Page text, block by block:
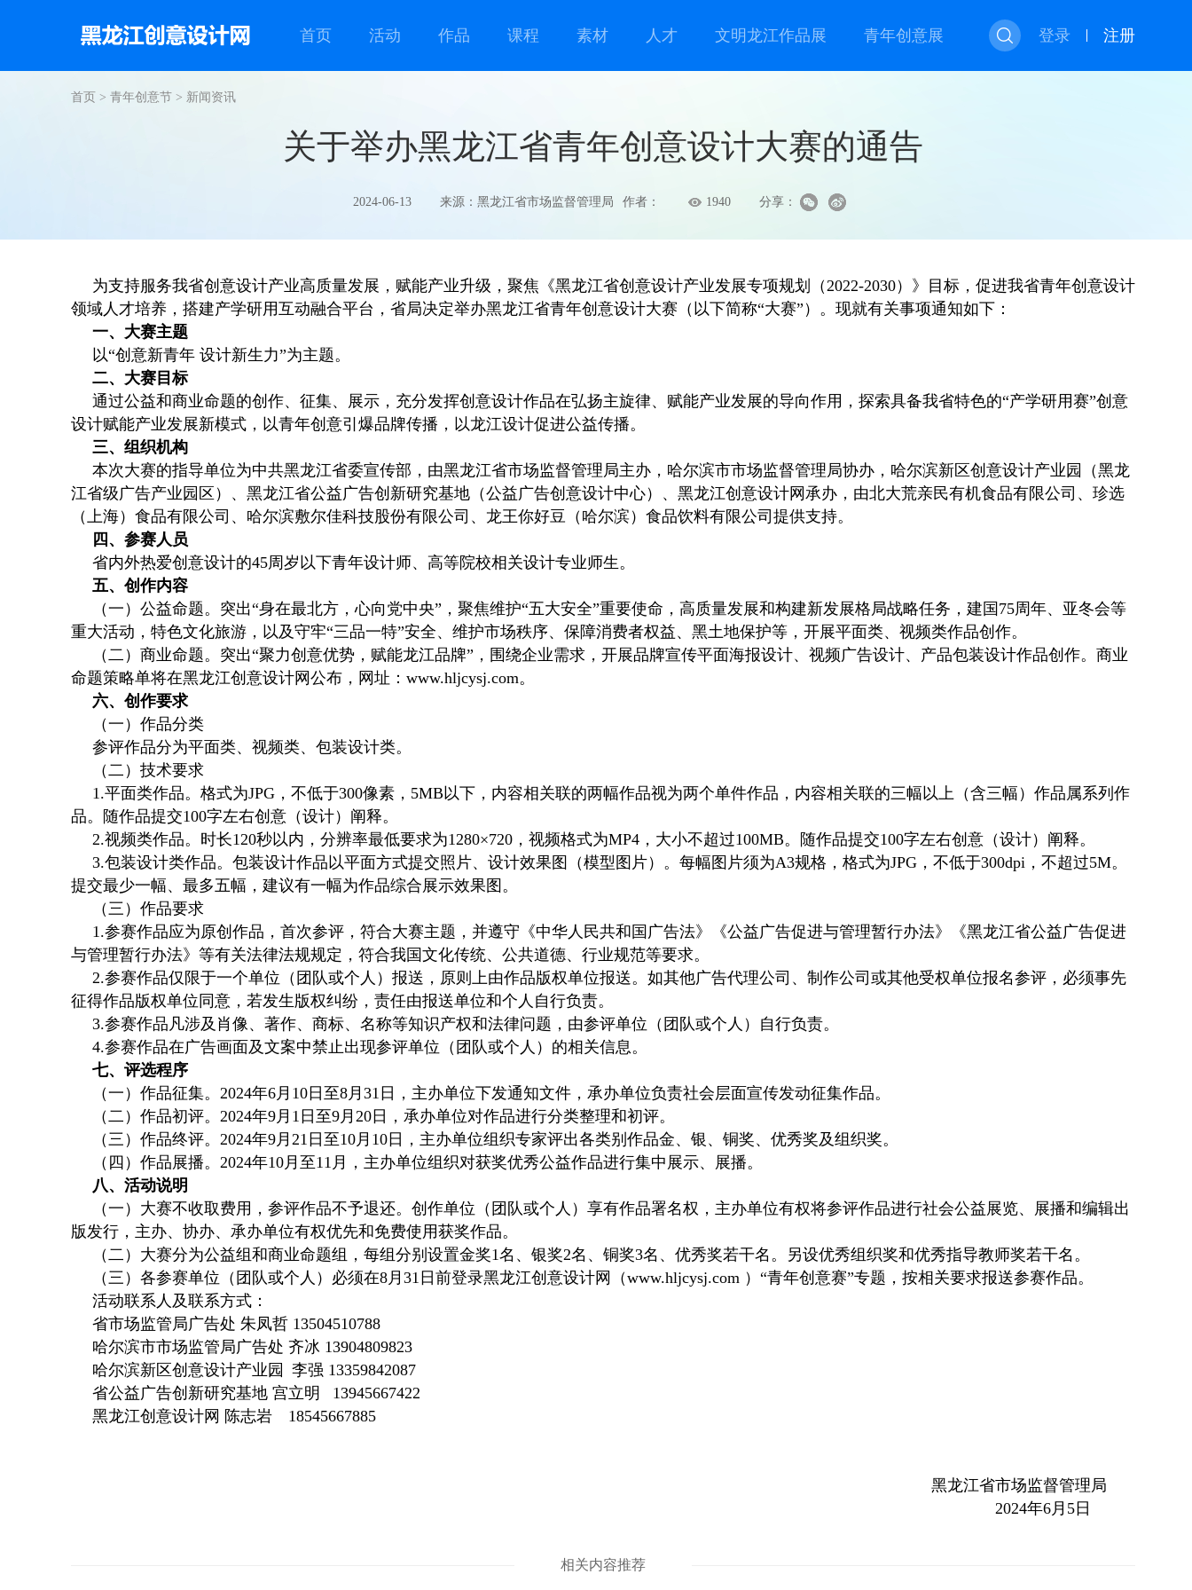
登录 注册
首页 活动 作品 课程 素材 人才 文明龙江作品展 青年创意展
首页 > 青年创意节 > 新闻资讯
关于举办黑龙江省青年创意设计大赛的通告
2024-06-13 来源：黑龙江省市场监督管理局 作者： 1940 分享：
为支持服务我省创意设计产业高质量发展，赋能产业升级，聚焦《黑龙江省创意设计产业发展专项规划（2022-2030）》目标，促进我省青年创意设计
领域人才培养，搭建产学研用互动融合平台，省局决定举办黑龙江省青年创意设计大赛（以下简称“大赛”）。现就有关事项通知如下：
一、大赛主题
以“创意新青年 设计新生力”为主题。
二、大赛目标
通过公益和商业命题的创作、征集、展示，充分发挥创意设计作品在弘扬主旋律、赋能产业发展的导向作用，探索具备我省特色的“产学研用赛”创意
设计赋能产业发展新模式，以青年创意引爆品牌传播，以龙江设计促进公益传播。
三、组织机构
本次大赛的指导单位为中共黑龙江省委宣传部，由黑龙江省市场监督管理局主办，哈尔滨市市场监督管理局协办，哈尔滨新区创意设计产业园（黑龙
江省级广告产业园区）、黑龙江省公益广告创新研究基地（公益广告创意设计中心）、黑龙江创意设计网承办，由北大荒亲民有机食品有限公司、珍选
（上海）食品有限公司、哈尔滨敷尔佳科技股份有限公司、龙王你好豆（哈尔滨）食品饮料有限公司提供支持。
四、参赛人员
省内外热爱创意设计的45周岁以下青年设计师、高等院校相关设计专业师生。
五、创作内容
（一）公益命题。突出“身在最北方，心向党中央”，聚焦维护“五大安全”重要使命，高质量发展和构建新发展格局战略任务，建国75周年、亚冬会等
重大活动，特色文化旅游，以及守牢“三品一特”安全、维护市场秩序、保障消费者权益、黑土地保护等，开展平面类、视频类作品创作。
（二）商业命题。突出“聚力创意优势，赋能龙江品牌”，围绕企业需求，开展品牌宣传平面海报设计、视频广告设计、产品包装设计作品创作。商业
命题策略单将在黑龙江创意设计网公布，网址：www.hljcysj.com。
六、创作要求
（一）作品分类
参评作品分为平面类、视频类、包装设计类。
（二）技术要求
1.平面类作品。格式为JPG，不低于300像素，5MB以下，内容相关联的两幅作品视为两个单件作品，内容相关联的三幅以上（含三幅）作品属系列作
品。随作品提交100字左右创意（设计）阐释。
2.视频类作品。时长120秒以内，分辨率最低要求为1280×720，视频格式为MP4，大小不超过100MB。随作品提交100字左右创意（设计）阐释。
3.包装设计类作品。包装设计作品以平面方式提交照片、设计效果图（模型图片）。每幅图片须为A3规格，格式为JPG，不低于300dpi，不超过5M。
提交最少一幅、最多五幅，建议有一幅为作品综合展示效果图。
（三）作品要求
1.参赛作品应为原创作品，首次参评，符合大赛主题，并遵守《中华人民共和国广告法》《公益广告促进与管理暂行办法》《黑龙江省公益广告促进
与管理暂行办法》等有关法律法规规定，符合我国文化传统、公共道德、行业规范等要求。
2.参赛作品仅限于一个单位（团队或个人）报送，原则上由作品版权单位报送。如其他广告代理公司、制作公司或其他受权单位报名参评，必须事先
征得作品版权单位同意，若发生版权纠纷，责任由报送单位和个人自行负责。
3.参赛作品凡涉及肖像、著作、商标、名称等知识产权和法律问题，由参评单位（团队或个人）自行负责。
4.参赛作品在广告画面及文案中禁止出现参评单位（团队或个人）的相关信息。
七、评选程序
（一）作品征集。2024年6月10日至8月31日，主办单位下发通知文件，承办单位负责社会层面宣传发动征集作品。
（二）作品初评。2024年9月1日至9月20日，承办单位对作品进行分类整理和初评。
（三）作品终评。2024年9月21日至10月10日，主办单位组织专家评出各类别作品金、银、铜奖、优秀奖及组织奖。
（四）作品展播。2024年10月至11月，主办单位组织对获奖优秀公益作品进行集中展示、展播。
八、活动说明
（一）大赛不收取费用，参评作品不予退还。创作单位（团队或个人）享有作品署名权，主办单位有权将参评作品进行社会公益展览、展播和编辑出
版发行，主办、协办、承办单位有权优先和免费使用获奖作品。
（二）大赛分为公益组和商业命题组，每组分别设置金奖1名、银奖2名、铜奖3名、优秀奖若干名。另设优秀组织奖和优秀指导教师奖若干名。
（三）各参赛单位（团队或个人）必须在8月31日前登录黑龙江创意设计网（www.hljcysj.com ）“青年创意赛”专题，按相关要求报送参赛作品。
活动联系人及联系方式：
省市场监管局广告处 朱凤哲 13504510788
哈尔滨市市场监管局广告处 齐冰 13904809823
哈尔滨新区创意设计产业园 李强 13359842087
省公益广告创新研究基地 宫立明 13945667422
黑龙江创意设计网 陈志岩 18545667885
黑龙江省市场监督管理局
2024年6月5日
相关内容推荐